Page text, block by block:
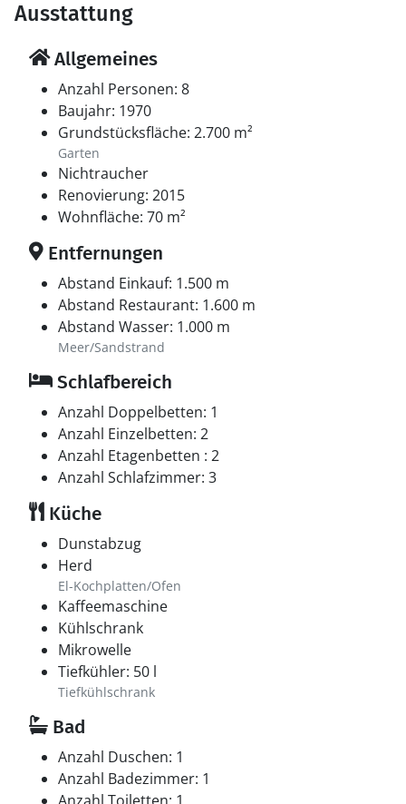
Ausstattung
Allgemeines
Anzahl Personen: 8
Baujahr: 1970
Grundstücksfläche: 2.700 m²
Garten
Nichtraucher
Renovierung: 2015
Wohnfläche: 70 m²
Entfernungen
Abstand Einkauf: 1.500 m
Abstand Restaurant: 1.600 m
Abstand Wasser: 1.000 m
Meer/Sandstrand
Schlafbereich
Anzahl Doppelbetten: 1
Anzahl Einzelbetten: 2
Anzahl Etagenbetten : 2
Anzahl Schlafzimmer: 3
Küche
Dunstabzug
Herd
El-Kochplatten/Ofen
Kaffeemaschine
Kühlschrank
Mikrowelle
Tiefkühler: 50 l
Tiefkühlschrank
Bad
Anzahl Duschen: 1
Anzahl Badezimmer: 1